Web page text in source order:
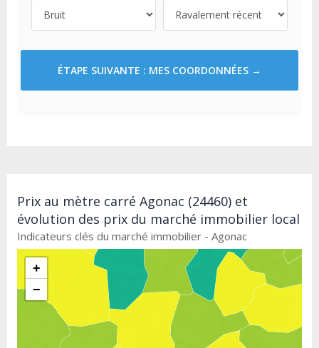
ÉTAPE SUIVANTE : MES COORDONNÉES →
Prix au mètre carré Agonac (24460) et
évolution des prix du marché immobilier local
Indicateurs clés du marché immobilier - Agonac
+
−